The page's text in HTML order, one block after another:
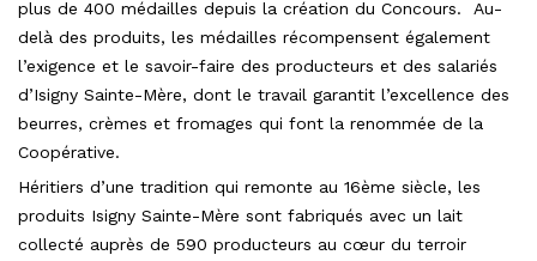
plus de 400 médailles depuis la création du Concours. Au-
delà des produits, les médailles récompensent également
l’exigence et le savoir-faire des producteurs et des salariés
d’Isigny Sainte-Mère, dont le travail garantit l’excellence des
beurres, crèmes et fromages qui font la renommée de la
Coopérative.
Héritiers d’une tradition qui remonte au 16ème siècle, les
produits Isigny Sainte-Mère sont fabriqués avec un lait
collecté auprès de 590 producteurs au cœur du terroir